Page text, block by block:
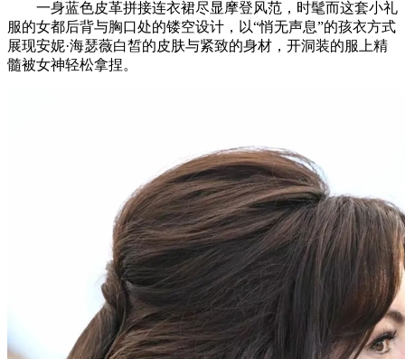
一身蓝色皮革拼接连衣裙尽显摩登风范，时髦而这套小礼
服的女都后背与胸口处的镂空设计，以“悄无声息”的孩衣方式
展现安妮·海瑟薇白皙的皮肤与紧致的身材，开洞装的服上精
髓被女神轻松拿捏。